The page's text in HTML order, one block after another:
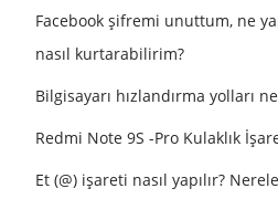
Facebook şifremi unuttum, ne
nasıl kurtarabilirim?
Bilgisayarı hızlandırma yolları
Redmi Note 9S -Pro Kulaklık
Et (@) işareti nasıl yapılır?